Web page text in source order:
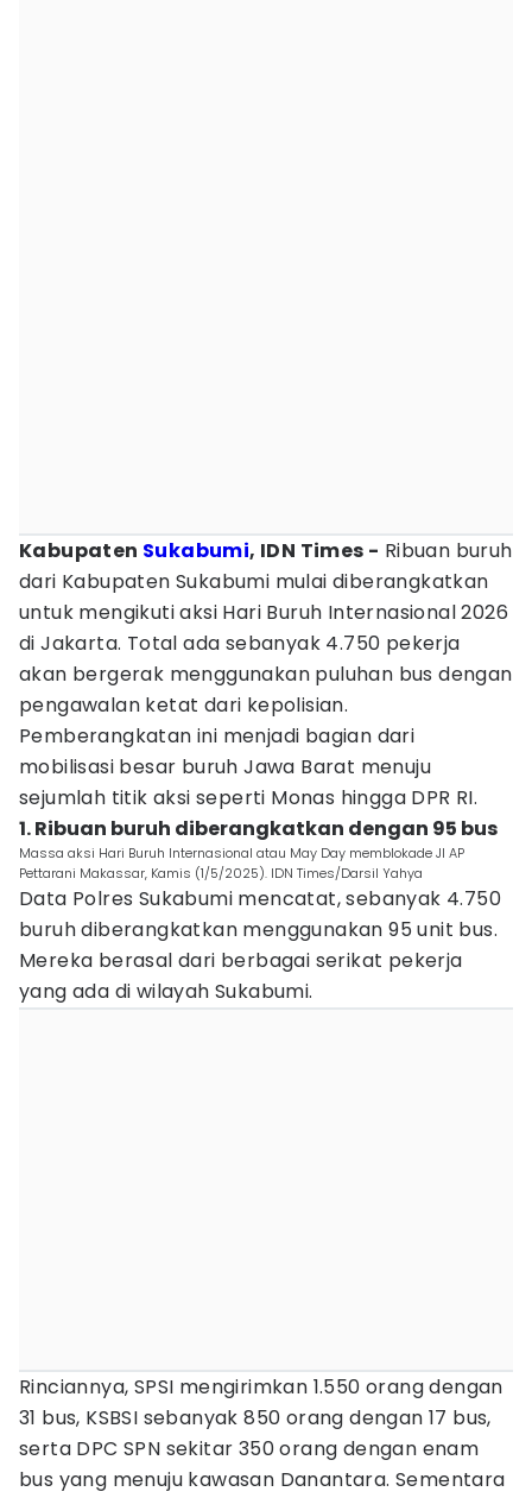
Kabupaten Sukabumi, IDN Times - Ribuan buruh
dari Kabupaten Sukabumi mulai diberangkatkan
untuk mengikuti aksi Hari Buruh Internasional 2026
di Jakarta. Total ada sebanyak 4.750 pekerja
akan bergerak menggunakan puluhan bus dengan
pengawalan ketat dari kepolisian.
Pemberangkatan ini menjadi bagian dari
mobilisasi besar buruh Jawa Barat menuju
sejumlah titik aksi seperti Monas hingga DPR RI.
1. Ribuan buruh diberangkatkan dengan 95 bus
Massa aksi Hari Buruh Internasional atau May Day memblokade Jl AP
Pettarani Makassar, Kamis (1/5/2025). IDN Times/Darsil Yahya
Data Polres Sukabumi mencatat, sebanyak 4.750
buruh diberangkatkan menggunakan 95 unit bus.
Mereka berasal dari berbagai serikat pekerja
yang ada di wilayah Sukabumi.
Rinciannya, SPSI mengirimkan 1.550 orang dengan
31 bus, KSBSI sebanyak 850 orang dengan 17 bus,
serta DPC SPN sekitar 350 orang dengan enam
bus yang menuju kawasan Danantara. Sementara